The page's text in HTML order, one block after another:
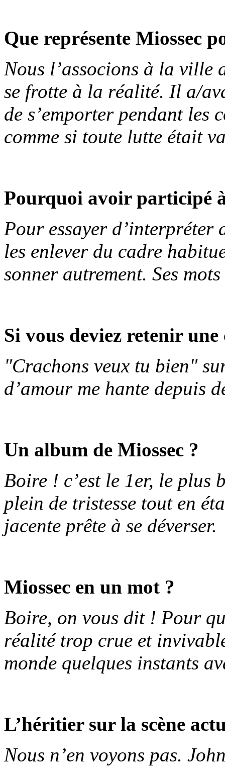
Que représente Miossec
Nous l’associons à la ville
se frotte à la réalité. Il a/
de s’emporter pendant les
comme si toute lutte était
Pourquoi avoir participé
Pour essayer d’interpréter
les enlever du cadre
sonner autrement. Ses
Si vous deviez retenir une
"Crachons veux tu bien"
d’amour me hante depuis
Un album de Miossec ?
Boire ! c’est le 1er, le plus
plein de tristesse tout en
jacente prête à se déverser.
Miossec en un mot ?
Boire, on vous dit ! Pour
réalité trop crue et
monde quelques instants
L’héritier sur la scène
Nous n’en voyons pas.